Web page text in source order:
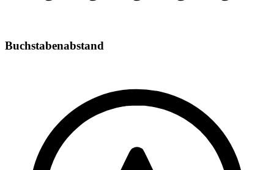
Buchstabenabstand